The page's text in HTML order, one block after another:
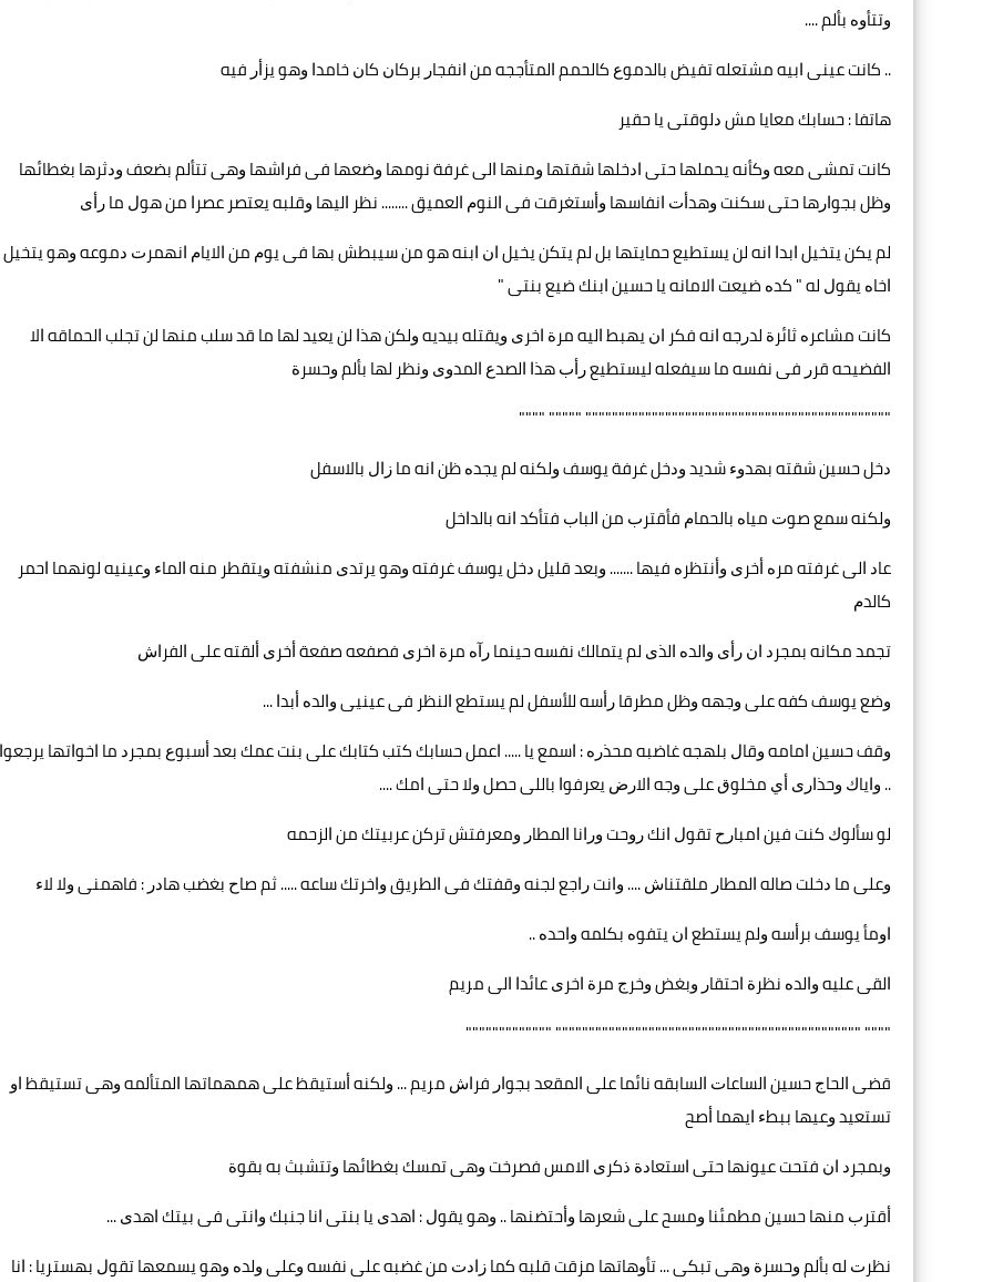
ﻭﺗﺘﺄﻭﻩ ﺑﺄﻟﻢ ....
.. ﻛﺎﻧﺖ ﻋﻴﻨﻰ ﺍﺑﻴﻪ ﻣﺸﺘﻌﻠﻪ ﺗﻔﻴﺾ ﺑﺎﻟﺪﻣﻮﻉ ﻛﺎﻟﺤﻤﻢ ﺍﻟﻤﺘﺄﺟﺠﻪ ﻣﻦ ﺍﻧﻔﺠﺎﺭ ﺑﺮﻛﺎﻥ ﻛﺎﻥ ﺧﺎﻣﺪﺍ ﻭﻫﻮ ﻳﺰﺃﺭ ﻓﻴﻪ
ﻫﺎﺗﻔﺎ : ﺣﺴﺎﺑﻚ ﻣﻌﺎﻳﺎ ﻣﺶ ﺩﻟﻮﻗﺘﻰ ﻳﺎ ﺣﻘﻴﺮ
ﻛﺎﻧﺖ ﺗﻤﺸﻰ ﻣﻌﻪ ﻭﻛﺄﻧﻪ ﻳﺤﻤﻠﻬﺎ ﺣﺘﻰ ﺍﺩﺧﻠﻬﺎ ﺷﻘﺘﻬﺎ ﻭﻣﻨﻬﺎ ﺍﻟﻰ ﻏﺮﻓﺔ ﻧﻮﻣﻬﺎ ﻭﺿﻌﻬﺎ ﻓﻰ ﻓﺮﺍﺷﻬﺎ ﻭﻫﻰ ﺗﺘﺄﻟﻢ ﺑﻀﻌﻒ ﻭﺩﺛﺮﻫﺎ ﺑﻐﻄﺎﺋﻬﺎ
ﻭﻇﻞ ﺑﺠﻮﺍﺭﻫﺎ ﺣﺘﻰ ﺳﻜﻨﺖ ﻭﻫﺪﺃﺕ ﺍﻧﻔﺎﺳﻬﺎ ﻭﺃﺳﺘﻐﺮﻗﺖ ﻓﻰ ﺍﻟﻨﻮﻡ ﺍﻟﻌﻤﻴﻖ ........ ﻧﻈﺮ ﺍﻟﻴﻬﺎ ﻭﻗﻠﺒﻪ ﻳﻌﺘﺼﺮ ﻋﺼﺮﺍ ﻣﻦ ﻫﻮﻝ ﻣﺎ ﺭﺃﻯ
ﻟﻢ ﻳﻜﻦ ﻳﺘﺨﻴﻞ ﺍﺑﺪﺍ ﺍﻧﻪ ﻟﻦ ﻳﺴﺘﻄﻴﻊ ﺣﻤﺎﻳﺘﻬﺎ ﺑﻞ ﻟﻢ ﻳﺘﻜﻦ ﻳﺨﻴﻞ ﺍﻥ ﺍﺑﻨﻪ ﻫﻮ ﻣﻦ ﺳﻴﺒﻄﺶ ﺑﻬﺎ ﻓﻰ ﻳﻮﻡ ﻣﻦ ﺍﻻﻳﺎﻡ ﺍﻧﻬﻤﺮﺕ ﺩﻣﻮﻋﻪ ﻭﻫﻮ ﻳﺘﺨﻴﻞ
ﺍﺧﺎﻩ ﻳﻘﻮﻝ ﻟﻪ " ﻛﺪﻩ ﺿﻴﻌﺖ ﺍﻻﻣﺎﻧﻪ ﻳﺎ ﺣﺴﻴﻦ ﺍﺑﻨﻚ ﺿﻴﻊ ﺑﻨﺘﻰ "
ﻛﺎﻧﺖ ﻣﺸﺎﻋﺮﻩ ﺛﺎﺋﺮﺓ ﻟﺪﺭﺟﻪ ﺍﻧﻪ ﻓﻜﺮ ﺍﻥ ﻳﻬﺒﻂ ﺍﻟﻴﻪ ﻣﺮﺓ ﺍﺧﺮﻯ ﻭﻳﻘﺘﻠﻪ ﺑﻴﺪﻳﻪ ﻭﻟﻜﻦ ﻫﺬﺍ ﻟﻦ ﻳﻌﻴﺪ ﻟﻬﺎ ﻣﺎ ﻗﺪ ﺳﻠﺐ ﻣﻨﻬﺎ ﻟﻦ ﺗﺠﻠﺐ ﺍﻟﺤﻤﺎﻗﻪ ﺍﻻ
ﺍﻟﻔﻀﻴﺤﻪ ﻗﺮﺭ ﻓﻰ ﻧﻔﺴﻪ ﻣﺎ ﺳﻴﻔﻌﻠﻪ ﻟﻴﺴﺘﻄﻴﻊ ﺭﺃﺏ ﻫﺬﺍ ﺍﻟﺼﺪﻉ ﺍﻟﻤﺪﻭﻯ ﻭﻧﻈﺮ ﻟﻬﺎ ﺑﺄﻟﻢ ﻭﺣﺴﺮﺓ
"""""""""""""""""""""""""""""""""""""""""""""" """"" """"
ﺩﺧﻞ ﺣﺴﻴﻦ ﺷﻘﺘﻪ ﺑﻬﺪﻭﺀ ﺷﺪﻳﺪ ﻭﺩﺧﻞ ﻏﺮﻓﺔ ﻳﻮﺳﻒ ﻭﻟﻜﻨﻪ ﻟﻢ ﻳﺠﺪﻩ ﻇﻦ ﺍﻧﻪ ﻣﺎ ﺯﺍﻝ ﺑﺎﻻﺳﻔﻞ
ﻭﻟﻜﻨﻪ ﺳﻤﻊ ﺻﻮﺕ ﻣﻴﺎﻩ ﺑﺎﻟﺤﻤﺎﻡ ﻓﺄﻗﺘﺮﺏ ﻣﻦ ﺍﻟﺒﺎﺏ ﻓﺘﺄﻛﺪ ﺍﻧﻪ ﺑﺎﻟﺪﺍﺧﻞ
ﻋﺎﺩ ﺍﻟﻰ ﻏﺮﻓﺘﻪ ﻣﺮﻩ ﺃﺧﺮﻯ ﻭﺃﻧﺘﻈﺮﻩ ﻓﻴﻬﺎ ....... ﻭﺑﻌﺪ ﻗﻠﻴﻞ ﺩﺧﻞ ﻳﻮﺳﻒ ﻏﺮﻓﺘﻪ ﻭﻫﻮ ﻳﺮﺗﺪﻯ ﻣﻨﺸﻔﺘﻪ ﻭﻳﺘﻘﻄﺮ ﻣﻨﻪ ﺍﻟﻤﺎﺀ ﻭﻋﻴﻨﻴﻪ ﻟﻮﻧﻬﻤﺎ ﺍﺣﻤﺮ
ﻛﺎﻟﺪﻡ
ﺗﺠﻤﺪ ﻣﻜﺎﻧﻪ ﺑﻤﺠﺮﺩ ﺍﻥ ﺭﺃﻯ ﻭﺍﻟﺪﻩ ﺍﻟﺬﻯ ﻟﻢ ﻳﺘﻤﺎﻟﻚ ﻧﻔﺴﻪ ﺣﻴﻨﻤﺎ ﺭﺁﻩ ﻣﺮﺓ ﺍﺧﺮﻯ ﻓﺼﻔﻌﻪ ﺻﻔﻌﺔ ﺃﺧﺮﻯ ﺃﻟﻘﺘﻪ ﻋﻠﻰ ﺍﻟﻔﺮﺍﺵ
ﻭﺿﻊ ﻳﻮﺳﻒ ﻛﻔﻪ ﻋﻠﻰ ﻭﺟﻬﻪ ﻭﻇﻞ ﻣﻄﺮﻗﺎ ﺭﺃﺳﻪ ﻟﻸﺳﻔﻞ ﻟﻢ ﻳﺴﺘﻄﻊ ﺍﻟﻨﻈﺮ ﻓﻰ ﻋﻴﻨﻴﻰ ﻭﺍﻟﺪﻩ ﺃﺑﺪﺍ ...
ﻭﻗﻒ ﺣﺴﻴﻦ ﺍﻣﺎﻣﻪ ﻭﻗﺎﻝ ﺑﻠﻬﺠﻪ ﻏﺎﺿﺒﻪ ﻣﺤﺬﺭﻩ : ﺍﺳﻤﻊ ﻳﺎ ..... ﺍﻋﻤﻞ ﺣﺴﺎﺑﻚ ﻛﺘﺐ ﻛﺘﺎﺑﻚ ﻋﻠﻰ ﺑﻨﺖ ﻋﻤﻚ ﺑﻌﺪ ﺃﺳﺒﻮﻉ ﺑﻤﺠﺮﺩ ﻣﺎ ﺍﺧﻮﺍﺗﻬﺎ ﻳﺮﺟﻌﻮﺍ
.. ﻭﺍﻳﺎﻙ ﻭﺣﺬﺍﺭﻯ ﺃﻱ ﻣﺨﻠﻮﻕ ﻋﻠﻰ ﻭﺟﻪ ﺍﻻﺭﺽ ﻳﻌﺮﻓﻮﺍ ﺑﺎﻟﻠﻰ ﺣﺼﻞ ﻭﻻ ﺣﺘﻰ ﺍﻣﻚ ....
ﻟﻮ ﺳﺄﻟﻮﻙ ﻛﻨﺖ ﻓﻴﻦ ﺍﻣﺒﺎﺭﺡ ﺗﻘﻮﻝ ﺍﻧﻚ ﺭﻭﺣﺖ ﻭﺭﺍﻧﺎ ﺍﻟﻤﻄﺎﺭ ﻭﻣﻌﺮﻓﺘﺶ ﺗﺮﻛﻦ ﻋﺮﺑﻴﺘﻚ ﻣﻦ ﺍﻟﺰﺣﻤﻪ
ﻭﻋﻠﻰ ﻣﺎ ﺩﺧﻠﺖ ﺻﺎﻟﻪ ﺍﻟﻤﻄﺎﺭ ﻣﻠﻘﺘﻨﺎﺵ .... ﻭﺍﻧﺖ ﺭﺍﺟﻊ ﻟﺠﻨﻪ ﻭﻗﻔﺘﻚ ﻓﻰ ﺍﻟﻄﺮﻳﻖ ﻭﺍﺧﺮﺗﻚ ﺳﺎﻋﻪ ..... ﺛﻢ ﺻﺎﺡ ﺑﻐﻀﺐ ﻫﺎﺩﺭ : ﻓﺎﻫﻤﻨﻰ ﻭﻻ ﻻﺀ
ﺍﻭﻣﺄ ﻳﻮﺳﻒ ﺑﺮﺃﺳﻪ ﻭﻟﻢ ﻳﺴﺘﻄﻊ ﺍﻥ ﻳﺘﻔﻮﻩ ﺑﻜﻠﻤﻪ ﻭﺍﺣﺪﻩ ..
ﺍﻟﻘﻰ ﻋﻠﻴﻪ ﻭﺍﻟﺪﻩ ﻧﻈﺮﺓ ﺍﺣﺘﻘﺎﺭ ﻭﺑﻐﺾ ﻭﺧﺮﺝ ﻣﺮﺓ ﺍﺧﺮﻯ ﻋﺎﺋﺪﺍ ﺍﻟﻰ ﻣﺮﻳﻢ
"""" """""""""""""""""""""""""""""""""""""""""""""" """""""""""""
ﻗﻀﻰ ﺍﻟﺤﺎﺝ ﺣﺴﻴﻦ ﺍﻟﺴﺎﻋﺎﺕ ﺍﻟﺴﺎﺑﻘﻪ ﻧﺎﺋﻤﺎ ﻋﻠﻰ ﺍﻟﻤﻘﻌﺪ ﺑﺠﻮﺍﺭ ﻓﺮﺍﺵ ﻣﺮﻳﻢ ... ﻭﻟﻜﻨﻪ ﺃﺳﺘﻴﻘﻆ ﻋﻠﻰ ﻫﻤﻬﻤﺎﺗﻬﺎ ﺍﻟﻤﺘﺄﻟﻤﻪ ﻭﻫﻰ ﺗﺴﺘﻴﻘﻆ ﺍﻭ
ﺗﺴﺘﻌﻴﺪ ﻭﻋﻴﻬﺎ ﺑﺒﻂﺀ ﺍﻳﻬﻤﺎ ﺃﺻﺢ
ﻭﺑﻤﺠﺮﺩ ﺍﻥ ﻓﺘﺤﺖ ﻋﻴﻮﻧﻬﺎ ﺣﺘﻰ ﺍﺳﺘﻌﺎﺩﺓ ﺫﻛﺮﻯ ﺍﻻﻣﺲ ﻓﺼﺮﺧﺖ ﻭﻫﻰ ﺗﻤﺴﻚ ﺑﻐﻄﺎﺋﻬﺎ ﻭﺗﺘﺸﺒﺚ ﺑﻪ ﺑﻘﻮﺓ
ﺃﻗﺘﺮﺏ ﻣﻨﻬﺎ ﺣﺴﻴﻦ ﻣﻄﻤﺌﻨﺎ ﻭﻣﺴﺢ ﻋﻠﻰ ﺷﻌﺮﻫﺎ ﻭﺃﺣﺘﻀﻨﻬﺎ .. ﻭﻫﻮ ﻳﻘﻮﻝ : ﺍﻫﺪﻯ ﻳﺎ ﺑﻨﺘﻰ ﺍﻧﺎ ﺟﻨﺒﻚ ﻭﺍﻧﺘﻰ ﻓﻰ ﺑﻴﺘﻚ ﺍﻫﺪﻯ ...
ﻧﻈﺮﺕ ﻟﻪ ﺑﺄﻟﻢ ﻭﺣﺴﺮﺓ ﻭﻫﻰ ﺗﺒﻜﻰ ... ﺗﺄﻭﻫﺎﺗﻬﺎ ﻣﺰﻗﺖ ﻗﻠﺒﻪ ﻛﻤﺎ ﺯﺍﺩﺕ ﻣﻦ ﻏﻀﺒﻪ ﻋﻠﻰ ﻧﻔﺴﻪ ﻭﻋﻠﻰ ﻭﻟﺪﻩ ﻭﻫﻮ ﻳﺴﻤﻌﻬﺎ ﺗﻘﻮﻝ ﺑﻬﺴﺘﺮﻳﺎ : ﺍﻧﺎ